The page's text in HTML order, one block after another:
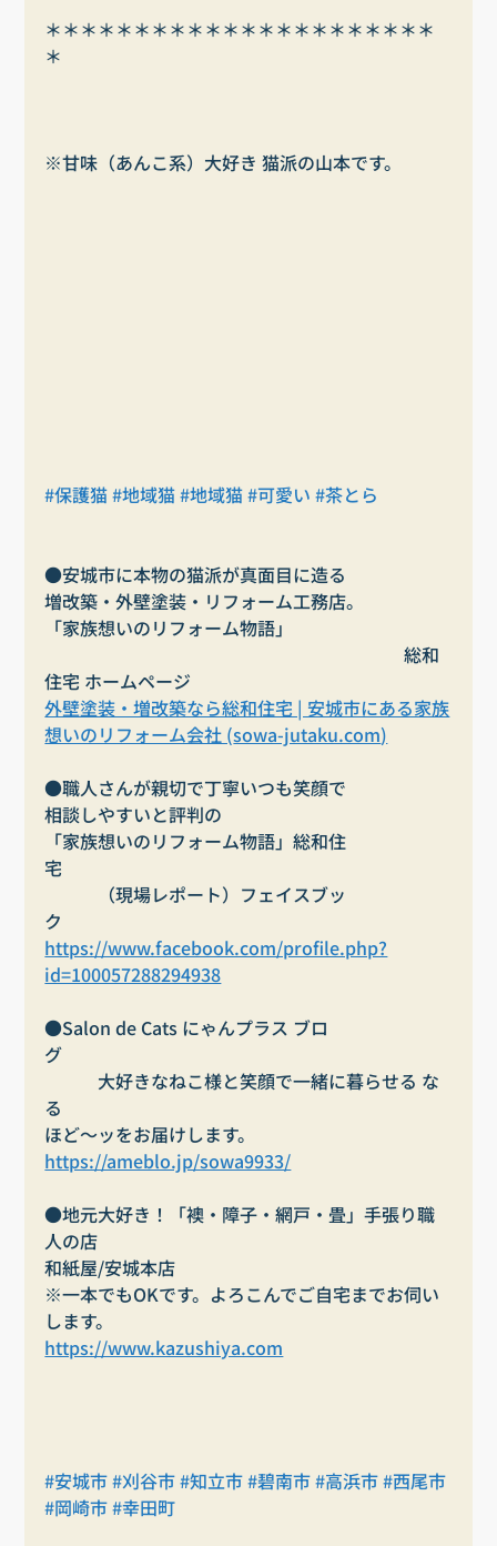
＊＊＊＊＊＊＊＊＊＊＊＊＊＊＊＊＊＊＊＊＊＊
＊
※甘味（あんこ系）大好き 猫派の山本です。
#保護猫#地域猫#地域猫#可愛い #茶とら
●安城市に本物の猫派が真面目に造る
増改築・外壁塗装・リフォーム工務店。
「家族想いのリフォーム物語」
     　　　　　　　　　　　　　　　　　　　総和
住宅 ホームページ
外壁塗装・増改築なら総和住宅 | 安城市にある家族
想いのリフォーム会社 (sowa-jutaku.com)
●職人さんが親切で丁寧いつも笑顔で
相談しやすいと評判の
「家族想いのリフォーム物語」総和住
宅
（現場レポート）フェイスブッ
ク
https://www.facebook.com/profile.php?
id=100057288294938
●Salon de Cats にゃんプラス ブロ
グ
大好きなねこ様と笑顔で一緒に暮らせる な
る
ほど～ッをお届けします。
https://ameblo.jp/sowa9933/
●地元大好き！「襖・障子・網戸・畳」手張り職
人の店
和紙屋/安城本店
※一本でもOKです。よろこんでご自宅までお伺い
します。
https://www.kazushiya.com
#安城市#刈谷市#知立市#碧南市#高浜市#西尾市
#岡崎市#幸田町